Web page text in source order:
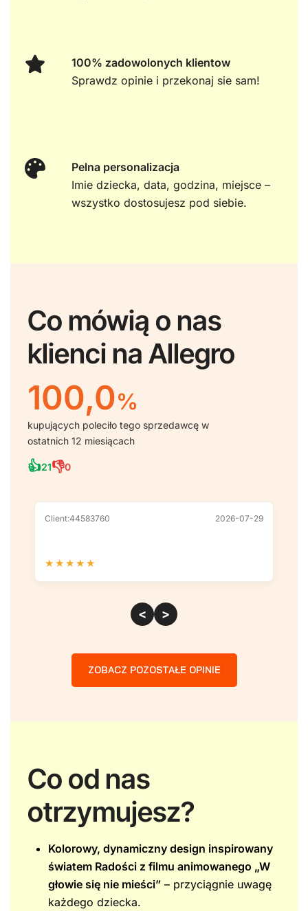
100% zadowolonych klientow
Sprawdz opinie i przekonaj sie sam!
Pelna personalizacja
Imie dziecka, data, godzina, miejsce –
wszystko dostosujesz pod siebie.
Co mówią o nas
klienci na Allegro
100,0%
kupujących poleciło tego sprzedawcę w
ostatnich 12 miesiącach
👍21👎0
Client:44583760 2026-07-29
★ ★ ★ ★ ★
< >
ZOBACZ POZOSTAŁE OPINIE
Co od nas
otrzymujesz?
Kolorowy, dynamiczny design inspirowany
światem Radości z filmu animowanego „W
głowie się nie mieści” – przyciągnie uwagę
każdego dziecka.